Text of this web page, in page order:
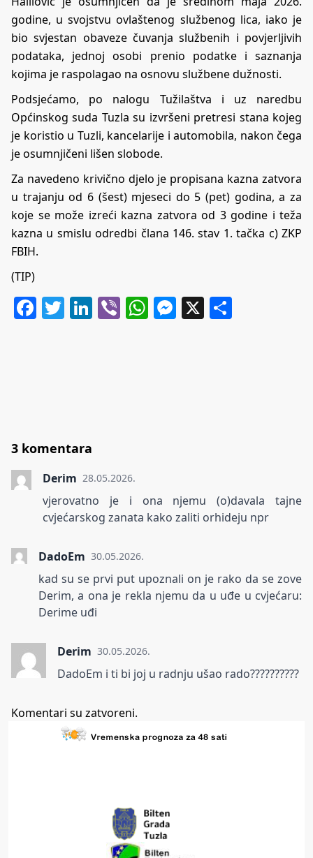
godine, u svojstvu ovlaštenog službenog lica, iako je
bio svjestan obaveze čuvanja službenih i povjerljivih
podataka, jednoj osobi prenio podatke i saznanja
kojima je raspolagao na osnovu službene dužnosti.
Podsjećamo, po nalogu Tužilaštva i uz naredbu
Općinskog suda Tuzla su izvršeni pretresi stana kojeg
je koristio u Tuzli, kancelarije i automobila, nakon čega
je osumnjičeni lišen slobode.
Za navedeno krivično djelo je propisana kazna zatvora
u trajanju od 6 (šest) mjeseci do 5 (pet) godina, a za
koje se može izreći kazna zatvora od 3 godine i teža
kazna u smislu odredbi člana 146. stav 1. tačka c) ZKP
FBIH.
(TIP)
Facebook
Twitter
LinkedIn
ViberWhatsApp
Messenger
X
3 komentara
Derim 28.05.2026.
vjerovatno je i ona njemu (o)davala tajne
cvjećarskog zanata kako zaliti orhideju npr
DadoEm 30.05.2026.
kad su se prvi put upoznali on je rako da se zove
Derim, a ona je rekla njemu da u uđe u cvjećaru:
Derime uđi
Derim 30.05.2026.
DadoEm i ti bi joj u radnju ušao rado??????????
Komentari su zatvoreni.